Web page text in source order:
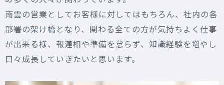
南雲の営業としてお客様に対してはもちろん、社内の各
部署の架け橋となり、関わる全ての方が気持ちよく仕事
が出来る様、報連相や準備を怠らず、知識経験を増やし
日々成長していきたいと思います。